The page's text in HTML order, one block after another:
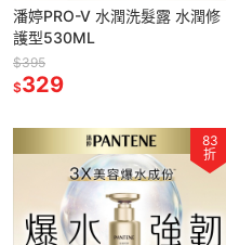
潘婷PRO-V 水潤洗髮露 水潤修
護型530ML
$395
$329
83
折